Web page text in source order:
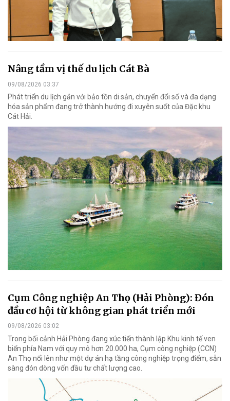
Nâng tầm vị thế du lịch Cát Bà
09/08/2026 03:37
Phát triển du lịch gắn với bảo tồn di sản, chuyển đổi số và đa dạng
hóa sản phẩm đang trở thành hướng đi xuyên suốt của Đặc khu
Cát Hải.
Cụm Công nghiệp An Thọ (Hải Phòng): Đón
đầu cơ hội từ không gian phát triển mới
09/08/2026 03:02
Trong bối cảnh Hải Phòng đang xúc tiến thành lập Khu kinh tế ven
biển phía Nam với quy mô hơn 20.000 ha, Cụm công nghiệp (CCN)
An Thọ nổi lên như một dự án hạ tầng công nghiệp trọng điểm, sẵn
sàng đón dòng vốn đầu tư chất lượng cao.